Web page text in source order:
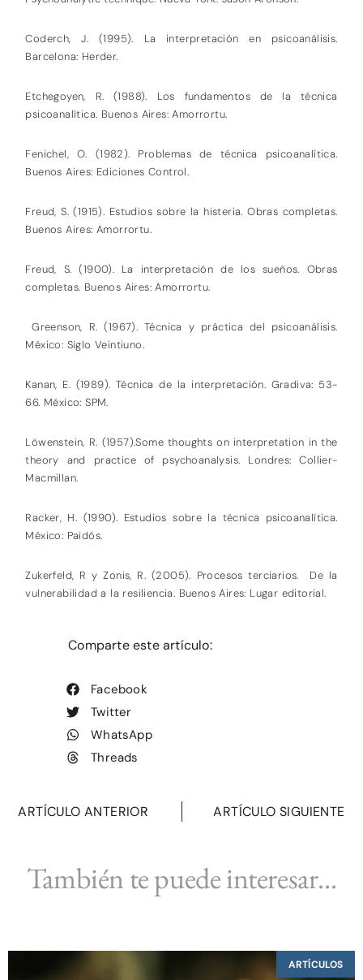
Coderch, J. (1995). La interpretación en psicoanálisis.
Barcelona: Herder.
Etchegoyen, R. (1988). Los fundamentos de la técnica
psicoanalítica. Buenos Aires: Amorrortu.
Fenichel, O. (1982). Problemas de técnica psicoanalítica.
Buenos Aires: Ediciones Control.
Freud, S. (1915). Estudios sobre la histeria. Obras completas.
Buenos Aires: Amorrortu.
Freud, S. (1900). La interpretación de los sueños. Obras
completas. Buenos Aires: Amorrortu.
Greenson, R. (1967). Técnica y práctica del psicoanálisis.
México: Siglo Veintiuno.
Kanan, E. (1989). Técnica de la interpretación. Gradiva: 53-
66. México: SPM.
Löwenstein, R. (1957).Some thoughts on interpretation in the
theory and practice of psychoanalysis. Londres: Collier-
Macmillan.
Racker, H. (1990). Estudios sobre la técnica psicoanalítica.
México: Paidós.
Zukerfeld, R y Zonis, R. (2005). Procesos terciarios. De la
vulnerabilidad a la resiliencia. Buenos Aires: Lugar editorial.
Comparte este artículo:
Facebook
Twitter
WhatsApp
Threads
ARTÍCULO ANTERIOR ARTÍCULO SIGUIENTE
También te puede interesar...
ARTÍCULOS